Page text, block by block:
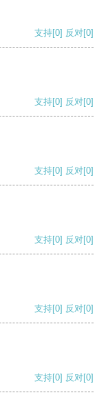
支持[0] 反对[0]
支持[0] 反对[0]
支持[0] 反对[0]
支持[0] 反对[0]
支持[0] 反对[0]
支持[0] 反对[0]